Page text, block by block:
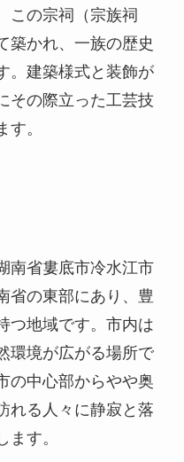
省婁底市冷水江市
境が広がる場所で
れる人々に静寂と落
ます。
で、杜氏一族の繁